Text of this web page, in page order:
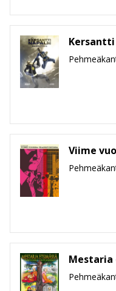
Kersantti
Viime
Mestaria